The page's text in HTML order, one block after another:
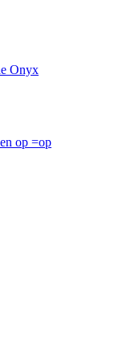
Onyx
op =op